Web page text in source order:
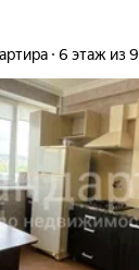
6 этаж из 9